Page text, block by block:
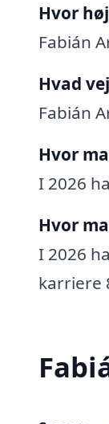
Hvor
Fabián
Hvad
Fabián
Hvor
I 2026
Hvor
I 2026
karriere